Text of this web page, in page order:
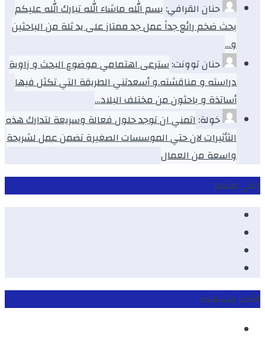
حنان القرافي: بسم الله ماشاء الله تبارك الله عليكم
بحث ضخم رائع جداً عمل جد ممتاز على يد ثلة من الباحثين
و…
حنان توونت:سترعى اهتمامي موضوع البحث و زاوية
دراسته و مناقشته.و أسعدتني الطريقة التي تكثل فيها
أساتذة و باحثون من مختلف البلاد…
خولة:اتمني ان توجد حلول فعالة وسريعة لتدارك هذه
الثأثيرات لان حتي الموسسات الصغيرة تضمن عمل لشريحة
واسعة من العمال
ابقى متصلا
الأكثر مشاهدة